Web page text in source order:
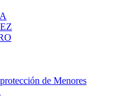
de Menores